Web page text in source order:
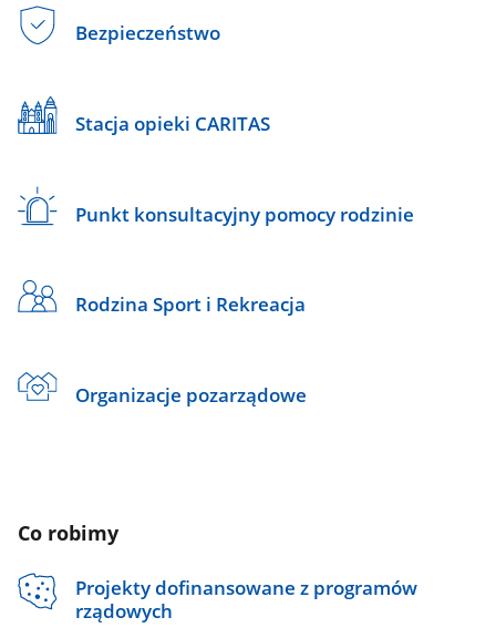
Bezpieczeństwo
Stacja opieki CARITAS
Punkt konsultacyjny pomocy rodzinie
Rodzina Sport i Rekreacja
Organizacje pozarządowe
Co robimy
Projekty dofinansowane z programów
rządowych